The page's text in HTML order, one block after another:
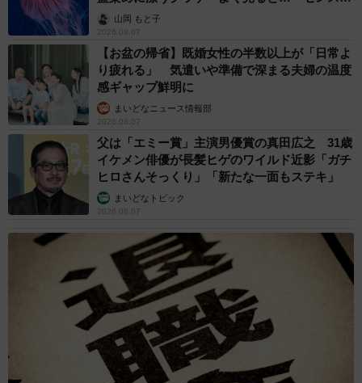
ごい」山岡 もと子
2026.08.07
【お盆の帰省】既婚女性の半数以上が「日常よ
り疲れる」 気遣いや準備で深まる夫婦の温度
感ギャップ鮮明に
まいどなニュース情報部
2026.08.07
父は「エミー賞」主演男優賞の真田広之 31歳
イケメン俳優が長髪ヒゲのワイルド近影「ガチ
ヒロさんそっくり」「新たな一面もステキ」
まいどなトピック
2026.08.07